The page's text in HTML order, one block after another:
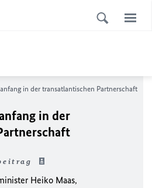
in der transatlantischen Partnerschaft
in der
Heiko Maas,